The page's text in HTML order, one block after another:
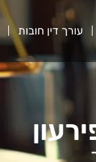
עורך דין חובות